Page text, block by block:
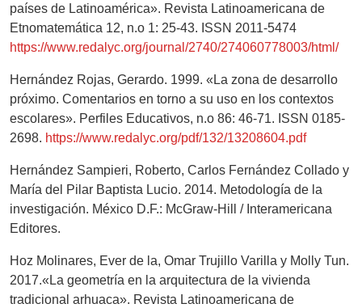
países de Latinoamérica». Revista Latinoamericana de
Etnomatemática 12, n.o 1: 25-43. ISSN 2011-5474
https://www.redalyc.org/journal/2740/274060778003/html/
Hernández Rojas, Gerardo. 1999. «La zona de desarrollo
próximo. Comentarios en torno a su uso en los contextos
escolares». Perfiles Educativos, n.o 86: 46-71. ISSN 0185-
2698. https://www.redalyc.org/pdf/132/13208604.pdf
Hernández Sampieri, Roberto, Carlos Fernández Collado y
María del Pilar Baptista Lucio. 2014. Metodología de la
investigación. México D.F.: McGraw-Hill / Interamericana
Editores.
Hoz Molinares, Ever de la, Omar Trujillo Varilla y Molly Tun.
2017.«La geometría en la arquitectura de la vivienda
tradicional arhuaca». Revista Latinoamericana de